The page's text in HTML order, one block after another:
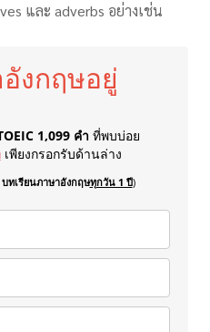
และ adverbs อย่างเช่น
งกฤษอยู่
1,099 คำ ที่พบบ่อย
เพียงกรอกรับด้านล่าง
ทเรียนภาษาอังกฤษทุกวัน 1 ปี)